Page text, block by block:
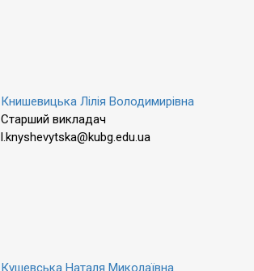
Книшевицька Лілія Володимирівна
Старший викладач
l.knyshevytska@kubg.edu.ua
Кушевська Наталя Миколаївна